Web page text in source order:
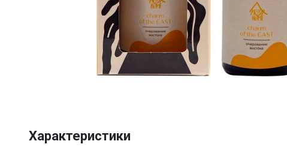
3
Характеристики